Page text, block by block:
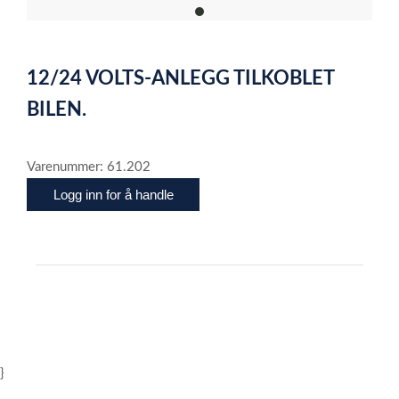
item
of
1
12/24 VOLTS-ANLEGG TILKOBLET
BILEN.
Varenummer: 61.202
Logg inn for å handle
}